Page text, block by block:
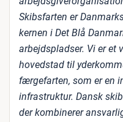
Skibsfarten er
kernen i Det Blå
arbejdspladser. Vi er et
hovedstad til
færgefarten, som er en
infrastruktur. Dansk
der kombinerer